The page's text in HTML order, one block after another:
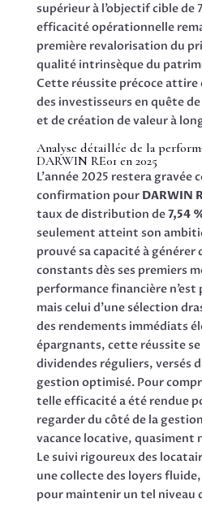
supérieur à l’objectif cible de
efficacité opérationnelle
première revalorisation du
qualité intrinsèque du
Cette réussite précoce
des investisseurs en quête
et de création de valeur à
Analyse détaillée de la
DARWIN RE01 en 2025
L’année 2025 restera gravée
confirmation pour DARWIN
taux de distribution de7,54
seulement atteint son
prouvé sa capacité à générer
constants dès ses premiers
performance financière
mais celui d’une sélection
des rendements immédiats
épargnants, cette réussite
dividendes réguliers, versés
gestion optimisé. Pour
telle efficacité a été rendue
regarder du côté de la
vacance locative, quasiment
Le suivi rigoureux des
une collecte des loyers
pour maintenir un tel niveau